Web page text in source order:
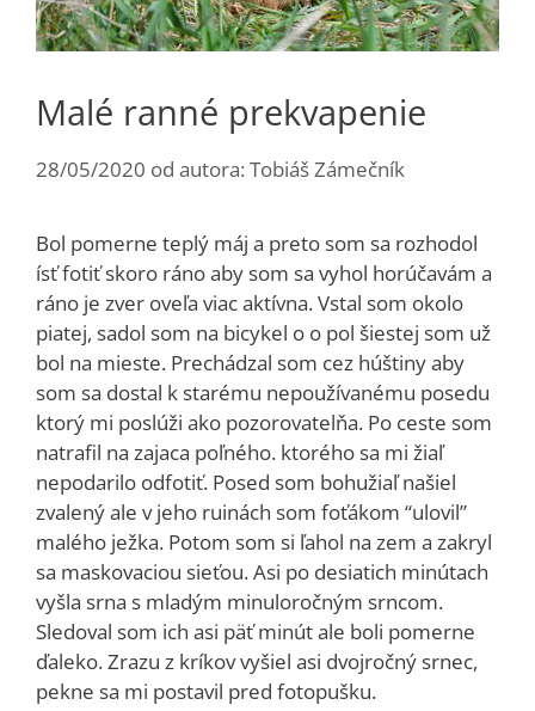
Malé ranné prekvapenie
28/05/2020 od autora: Tobiáš Zámečník
Bol pomerne teplý máj a preto som sa rozhodol
ísť fotiť skoro ráno aby som sa vyhol horúčavám a
ráno je zver oveľa viac aktívna. Vstal som okolo
piatej, sadol som na bicykel o o pol šiestej som už
bol na mieste. Prechádzal som cez húštiny aby
som sa dostal k starému nepoužívanému posedu
ktorý mi poslúži ako pozorovatelňa. Po ceste som
natrafil na zajaca poľného. ktorého sa mi žiaľ
nepodarilo odfotiť. Posed som bohužiaľ našiel
zvalený ale v jeho ruinách som foťákom “ulovil”
malého ježka. Potom som si ľahol na zem a zakryl
sa maskovaciou sieťou. Asi po desiatich minútach
vyšla srna s mladým minuloročným srncom.
Sledoval som ich asi päť minút ale boli pomerne
ďaleko. Zrazu z kríkov vyšiel asi dvojročný srnec,
pekne sa mi postavil pred fotopušku.